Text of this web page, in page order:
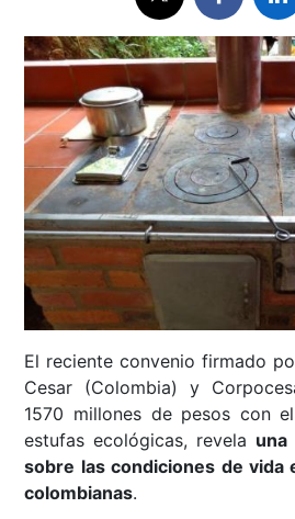
El reciente convenio firmado
Cesar (Colombia) y
1570 millones de pesos con
estufas ecológicas, revela una
sobre las condiciones de vida
colombianas.